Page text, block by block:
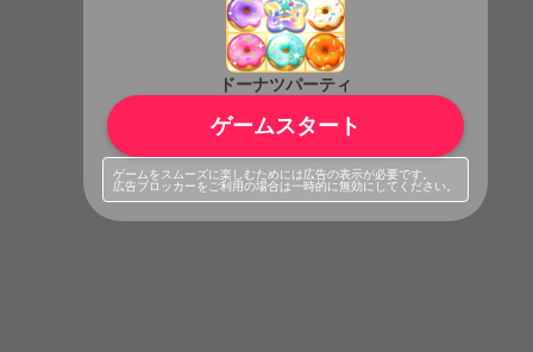
ドーナツパーティ
ゲームスタート
ゲームをスムーズに楽しむためには広告の表示が必要です。
広告ブロッカーをご利用の場合は一時的に無効にしてください。